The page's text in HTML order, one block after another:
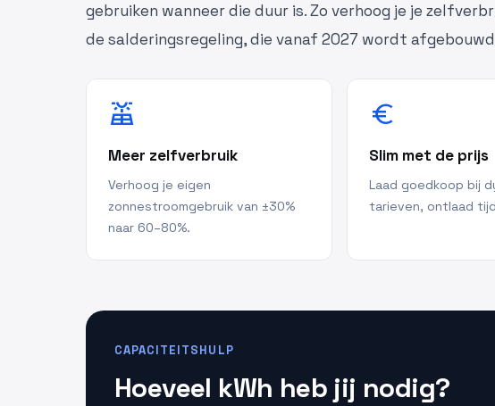
gebruiken wanneer die duur is. Zo verhoog je je
de salderingsregeling, die vanaf 2027 wordt
solar_power
Meer zelfverbruik
Verhoog je eigen
zonnestroomgebruik van ±30%
naar 60–80%.
euro
Slim met de prijs
Laad goedkoop bij
tarieven, ontlaad
CAPACITEITSHULP
Hoeveel kWh heb jij nodig?